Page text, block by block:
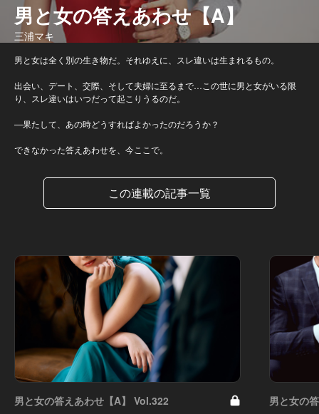
男と女の答えあわせ【A】
三浦マキ
男と女は全く別の生き物だ。それゆえに、スレ違いは生まれるもの。
出会い、デート、交際、そして夫婦に至るまで…この世に男と女がいる限
り、スレ違いはいつだって起こりうるのだ。
—果たして、あの時どうすればよかったのだろうか？
できなかった答えあわせを、今ここで。
この連載の記事一覧
男と女の答えあわせ【A】 Vol.322 男と女の